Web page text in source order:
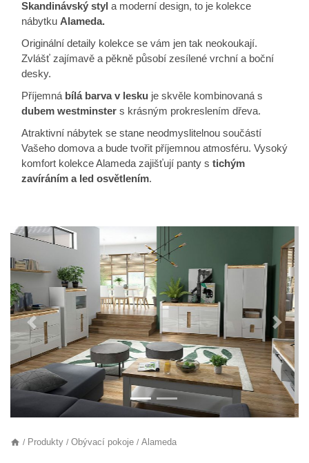
Skandinávský styl a moderní design, to je kolekce
nábytku Alameda.
Originální detaily kolekce se vám jen tak neokoukají.
Zvlášť zajímavě a pěkně působí zesílené vrchní a boční
desky.
Příjemná bílá barva v lesku je skvěle kombinovaná s
dubem westminster s krásným prokreslením dřeva.
Atraktivní nábytek se stane neodmyslitelnou součástí
Vašeho domova a bude tvořit příjemnou atmosféru. Vysoký
komfort kolekce Alameda zajišťují panty s tichým
zavíráním a led osvětlením.
Předchozí Další
/ Produkty / Obývací pokoje / Alameda